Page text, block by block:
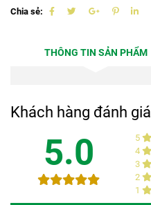
Chia sẻ:
THÔNG TIN SẢN PHẨM
Khách hàng đánh giá
5.0 5
4
3
2
1